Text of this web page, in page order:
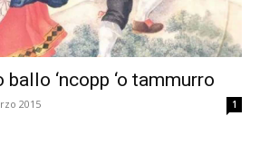
ballo ‘ncopp ‘o tammurro
2015 1